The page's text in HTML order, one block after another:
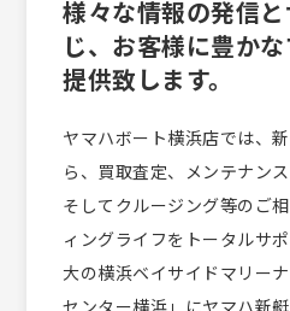
様々な情報の発信
じ、お客様に豊か
提供致します。
ヤマハボート横浜店では、
ら、買取査定、メンテナン
そしてクルージング等のご
ィングライフをトータルサ
大の横浜ベイサイドマリー
センター横浜」にヤマハ新